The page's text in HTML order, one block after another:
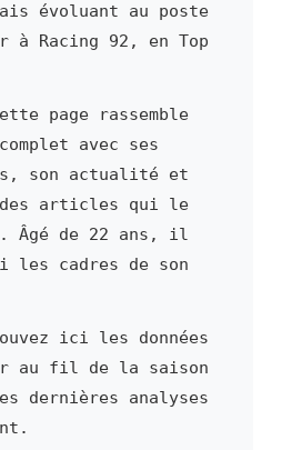
évoluant au poste
à Racing 92, en Top
page rassemble
avec ses
son actualité et
des articles qui le
Âgé de 22 ans, il
les cadres de son
ici les données
au fil de la saison
dernières analyses